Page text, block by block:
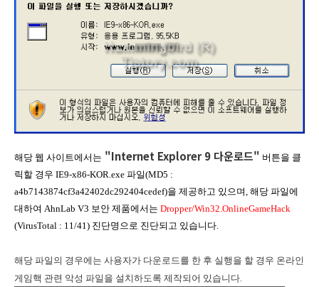
해당 웹 사이트에서는 "Internet Explorer 9 다운로드" 버튼을 클
릭할 경우 IE9-x86-KOR.exe 파일(MD5 :
a4b7143874cf3a42402dc292404cedef)을 제공하고 있으며, 해당 파일에
대하여 AhnLab V3 보안 제품에서는 Dropper/Win32.OnlineGameHack
(VirusTotal : 11/41) 진단명으로 진단되고 있습니다.
해당 파일의 경우에는 사용자가 다운로드를 한 후 실행을 할 경우 온라인
게임핵 관련 악성 파일을 설치하도록 제작되어 있습니다.